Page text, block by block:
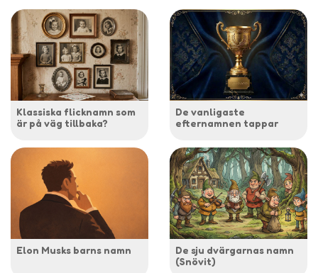
Klassiska flicknamn som
är på väg tillbaka?
De vanligaste
efternamnen tappar
Elon Musks barns namn
De sju dvärgarnas namn
(Snövit)